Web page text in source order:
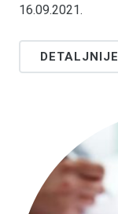
16.09.2021.
DETALJNIJE